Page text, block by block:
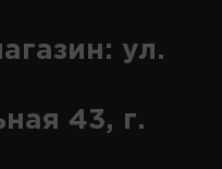
ул.
43, г.